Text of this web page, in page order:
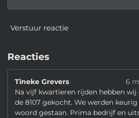
Verstuur reactie
Reacties
Tineke Grevers
6
Na vijf kwartieren rijden hebben wij
de 8107 gekocht. We werden
woord gestaan. Prima bedrijf en